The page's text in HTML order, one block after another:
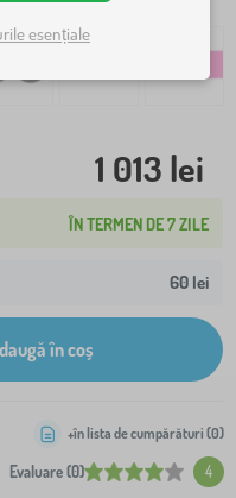
1 013 lei
ÎN TERMEN DE 7 ZILE
60 lei
în coș
Evaluare (0) 4
+în lista de cumpărături (0)
esențiale